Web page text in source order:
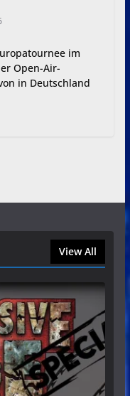
im
Open-Air-
in Deutschland
View All